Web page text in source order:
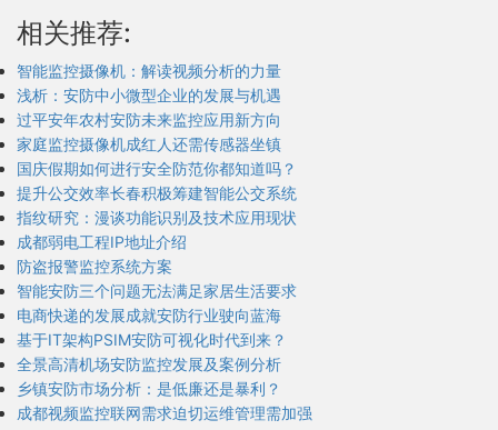
相关推荐:
智能监控摄像机：解读视频分析的力量
浅析：安防中小微型企业的发展与机遇
过平安年农村安防未来监控应用新方向
家庭监控摄像机成红人还需传感器坐镇
国庆假期如何进行安全防范你都知道吗？
提升公交效率长春积极筹建智能公交系统
指纹研究：漫谈功能识别及技术应用现状
成都弱电工程IP地址介绍
防盗报警监控系统方案
智能安防三个问题无法满足家居生活要求
电商快递的发展成就安防行业驶向蓝海
基于IT架构PSIM安防可视化时代到来？
全景高清机场安防监控发展及案例分析
乡镇安防市场分析：是低廉还是暴利？
成都视频监控联网需求迫切运维管理需加强